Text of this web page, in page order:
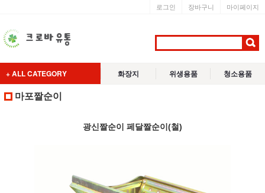
로그인 장바구니 마이페이지
+ ALL CATEGORY 화장지 위생용품 청소용품
마포짤순이
광신짤순이 페달짤순이(철)